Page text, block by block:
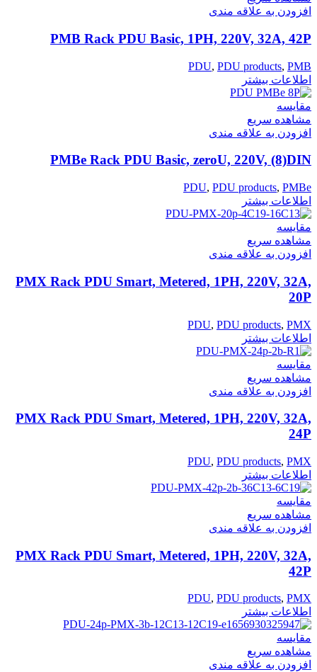
افزودن به علاقه مندی
PMB Rack PDU Basic, 1PH, 220V, 32A, 42P
PDU, PDU products, PMB
اطلاعات بیشتر
مقایسه
مشاهده سریع
افزودن به علاقه مندی
PMBe Rack PDU Basic, zeroU, 220V, (8)DIN
PDU, PDU products, PMBe
اطلاعات بیشتر
مقایسه
مشاهده سریع
افزودن به علاقه مندی
PMX Rack PDU Smart, Metered, 1PH, 220V, 32A,
20P
PDU, PDU products, PMX
اطلاعات بیشتر
مقایسه
مشاهده سریع
افزودن به علاقه مندی
PMX Rack PDU Smart, Metered, 1PH, 220V, 32A,
24P
PDU, PDU products, PMX
اطلاعات بیشتر
مقایسه
مشاهده سریع
افزودن به علاقه مندی
PMX Rack PDU Smart, Metered, 1PH, 220V, 32A,
42P
PDU, PDU products, PMX
اطلاعات بیشتر
مقایسه
مشاهده سریع
افزودن به علاقه مندی